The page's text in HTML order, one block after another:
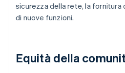
sicurezza della rete, la fornitura
di nuove funzioni.
Equità della